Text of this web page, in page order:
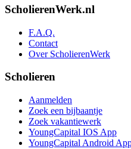
ScholierenWerk.nl
F.A.Q.
Contact
Over ScholierenWerk
Scholieren
Aanmelden
Zoek een bijbaantje
Zoek vakantiewerk
YoungCapital IOS App
YoungCapital Android